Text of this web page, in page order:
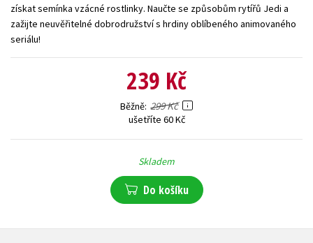
získat semínka vzácné rostlinky. Naučte se způsobům rytířů Jedi a
zažijte neuvěřitelné dobrodružství s hrdiny oblíbeného animovaného
seriálu!
239 Kč
Běžně 299 Kč
ušetříte 60 Kč
Skladem
Do košíku